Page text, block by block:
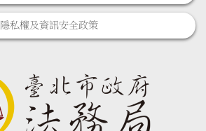
隱私權及資訊安全政策